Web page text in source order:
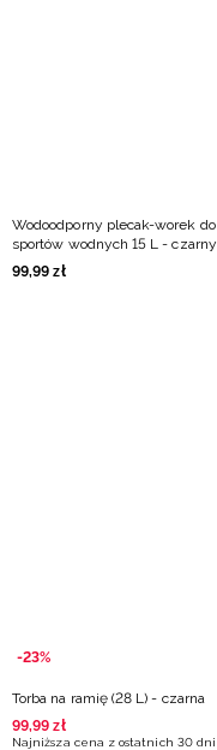
Wodoodporny plecak-worek do
sportów wodnych 15 L - czarny
99,99 zł
-23%
Torba na ramię (28 L) - czarna
99,99 zł
Najniższa cena z ostatnich 30 dni